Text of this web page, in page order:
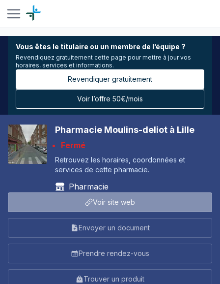
Vous êtes le titulaire ou un membre de l’équipe ?
Revendiquez gratuitement cette page pour mettre à jour vos
horaires, services et informations.
Revendiquer gratuitement
Voir l’offre 50€/mois
Pharmacie Moulins-deliot à Lille
Fermé
Retrouvez les horaires, coordonnées et
services de cette pharmacie.
Pharmacie
Voir site web
Envoyer un document
Prendre rendez-vous
Trouver un produit